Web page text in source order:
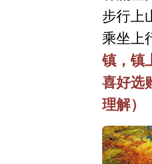
步行上
乘坐上
镇，镇
喜好选
理解）